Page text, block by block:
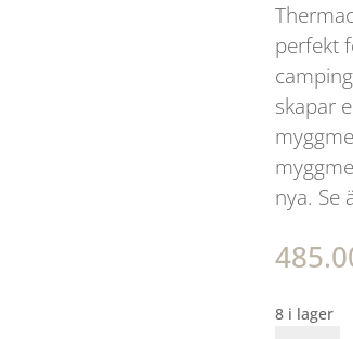
perfekt
skapar
nya. Se
8 i lager